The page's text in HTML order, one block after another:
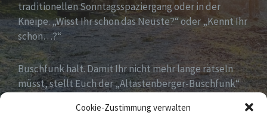
Cookie-Zustimmung verwalten
traditionellen Sonntagsspaziergang oder in der
Kneipe. „Wisst Ihr schon das Neuste?“ oder „Kennt Ihr
schon…?“
Buschfunk halt. Damit Ihr nicht mehr lange rätseln
müsst, stellt Euch der „Altastenberger-Buschfunk“
Blick zur Verfügung.